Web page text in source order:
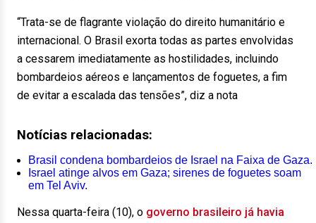
“Trata-se de flagrante violação do direito humanitário e
internacional. O Brasil exorta todas as partes envolvidas
a cessarem imediatamente as hostilidades, incluindo
bombardeios aéreos e lançamentos de foguetes, a fim
de evitar a escalada das tensões”, diz a nota
Notícias relacionadas:
Brasil condena bombardeios de Israel na Faixa de Gaza.
Israel atinge alvos em Gaza; sirenes de foguetes soam
em Tel Aviv.
Nessa quarta-feira (10), o governo brasileiro já havia